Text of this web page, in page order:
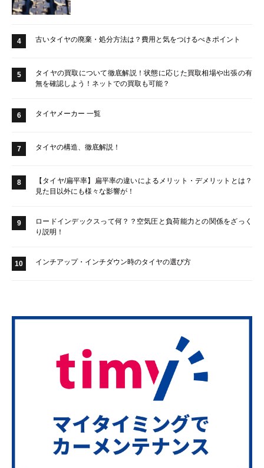
4 古いタイヤの廃棄・処分方法は？費用と気をつけるべきポイント
5
タイヤの買取について徹底解説！状態に応じた買取相場や出張の有
無を確認しよう！ネットでの買取も可能？
6 タイヤメーカー 一覧
7 タイヤの構造、徹底解説！
8
【タイヤ/扁平率】扁平率の違いによるメリット・デメリットとは？
見た目以外にも様々な影響が！
9
ロードインデックスって何？？空気圧と負荷能力との関係をざっく
り説明！
10 インチアップ・インチダウン時のタイヤの選び方